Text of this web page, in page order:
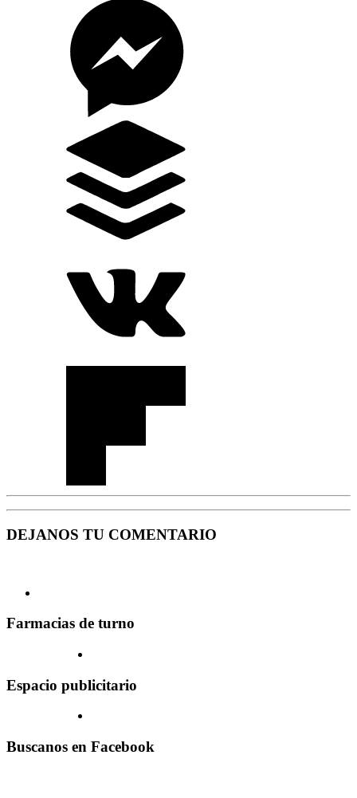
DEJANOS TU COMENTARIO
Farmacias de turno
Espacio publicitario
Buscanos en Facebook